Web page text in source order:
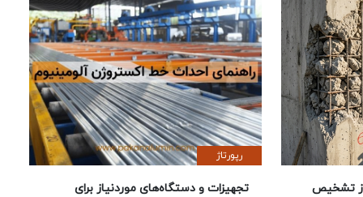
تشخیص
رپورتاژ
تجهیزات و دستگاه‌های موردنیاز برای